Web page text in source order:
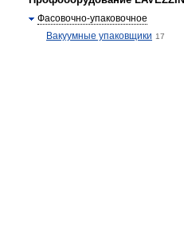
Фасовочно-упаковочное
Вакуумные упаковщики 17